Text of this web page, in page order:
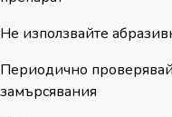
Не използвайте
Периодично
замърсявания